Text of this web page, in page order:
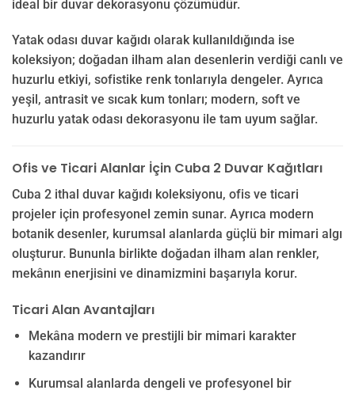
ideal bir duvar dekorasyonu çözümüdür.
Yatak odası duvar kağıdı olarak kullanıldığında ise
koleksiyon; doğadan ilham alan desenlerin verdiği canlı ve
huzurlu etkiyi, sofistike renk tonlarıyla dengeler. Ayrıca
yeşil, antrasit ve sıcak kum tonları; modern, soft ve
huzurlu yatak odası dekorasyonu ile tam uyum sağlar.
Ofis ve Ticari Alanlar İçin Cuba 2 Duvar Kağıtları
Cuba 2 ithal duvar kağıdı koleksiyonu, ofis ve ticari
projeler için profesyonel zemin sunar. Ayrıca modern
botanik desenler, kurumsal alanlarda güçlü bir mimari algı
oluşturur. Bununla birlikte doğadan ilham alan renkler,
mekânın enerjisini ve dinamizmini başarıyla korur.
Ticari Alan Avantajları
Mekâna modern ve prestijli bir mimari karakter
kazandırır
Kurumsal alanlarda dengeli ve profesyonel bir